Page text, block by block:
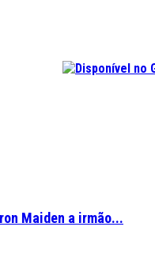
Maiden a irmão...